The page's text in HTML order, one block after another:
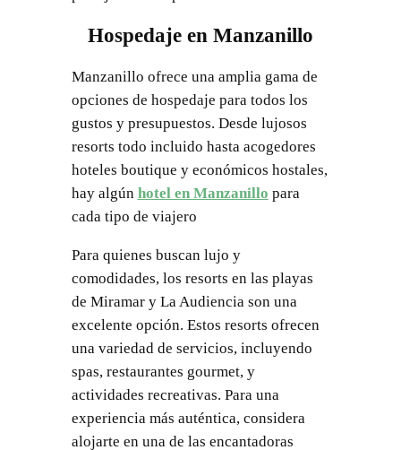
Hospedaje en Manzanillo
Manzanillo ofrece una amplia gama de
opciones de hospedaje para todos los
gustos y presupuestos. Desde lujosos
resorts todo incluido hasta acogedores
hoteles boutique y económicos hostales,
hay algún hotel en Manzanillo para
cada tipo de viajero
Para quienes buscan lujo y
comodidades, los resorts en las playas
de Miramar y La Audiencia son una
excelente opción. Estos resorts ofrecen
una variedad de servicios, incluyendo
spas, restaurantes gourmet, y
actividades recreativas. Para una
experiencia más auténtica, considera
alojarte en una de las encantadoras